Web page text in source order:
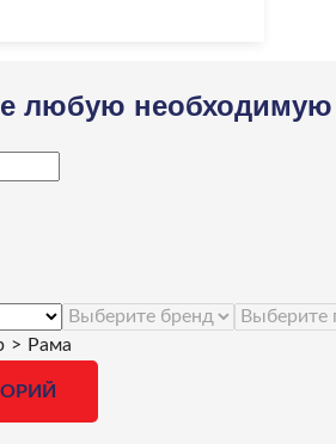
любую необходимую
> Рама